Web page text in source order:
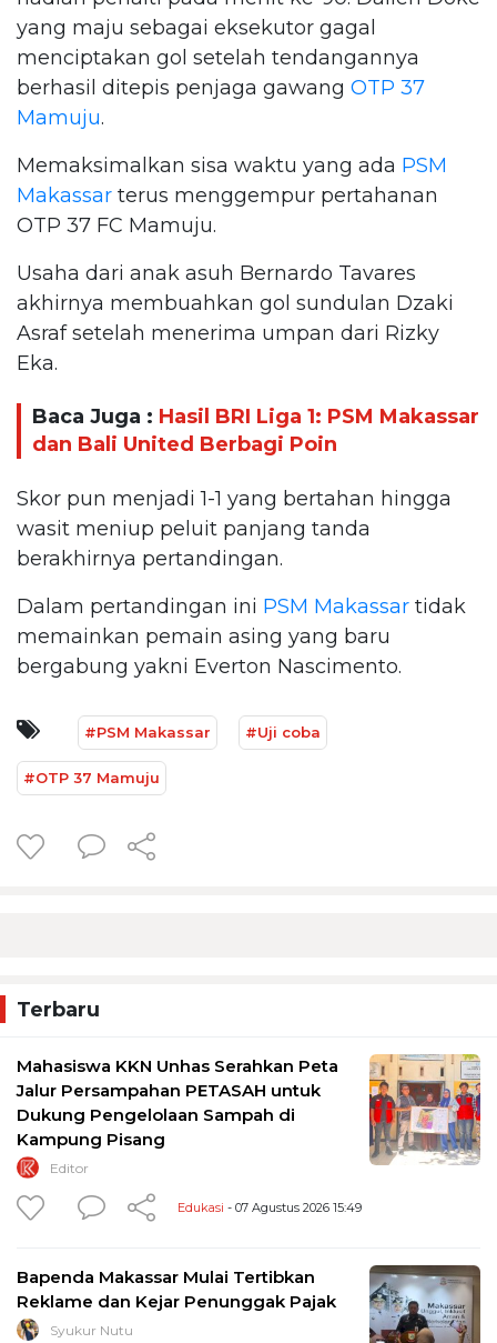
yang maju sebagai eksekutor gagal
menciptakan gol setelah tendangannya
berhasil ditepis penjaga gawang OTP 37
Mamuju.
Memaksimalkan sisa waktu yang ada PSM
Makassar terus menggempur pertahanan
OTP 37 FC Mamuju.
Usaha dari anak asuh Bernardo Tavares
akhirnya membuahkan gol sundulan Dzaki
Asraf setelah menerima umpan dari Rizky
Eka.
Baca Juga : Hasil BRI Liga 1: PSM Makassar
dan Bali United Berbagi Poin
Skor pun menjadi 1-1 yang bertahan hingga
wasit meniup peluit panjang tanda
berakhirnya pertandingan.
Dalam pertandingan ini PSM Makassar tidak
memainkan pemain asing yang baru
bergabung yakni Everton Nascimento.
#PSM Makassar #Uji coba
#OTP 37 Mamuju
Terbaru
Mahasiswa KKN Unhas Serahkan Peta
Jalur Persampahan PETASAH untuk
Dukung Pengelolaan Sampah di
Kampung Pisang
Editor
Edukasi - 07 Agustus 2026 15:49
Bapenda Makassar Mulai Tertibkan
Reklame dan Kejar Penunggak Pajak
Syukur Nutu